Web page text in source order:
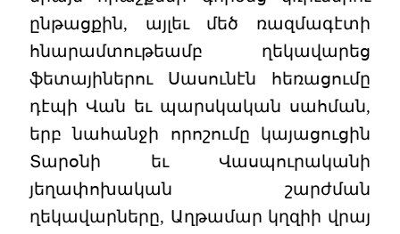
ընթացքին, այլեւ մեծ ռազմագէտի
հնարամտութեամբ ղեկավարեց
ֆետայիներու Սասունէն հեռացումը
դէպի Վան եւ պարսկական սահման,
երբ նահանջի որոշումը կայացուցին
Տարօնի եւ Վասպուրականի
յեղափոխական շարժման
ղեկավարները, Աղթամար կղզիի վրայ